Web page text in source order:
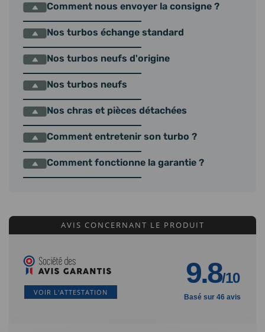
Comment nous envoyer la consigne ?
Nos turbos échange standard
Nos turbos neufs d'origine
Nos turbos neufs
Nos chras et pièces détachées
Comment entretenir son turbo ?
Comment fonctionne la garantie ?
AVIS CONCERNANT LE PRODUIT
VOIR L'ATTESTATION
9.8/10
Basé sur 46 avis